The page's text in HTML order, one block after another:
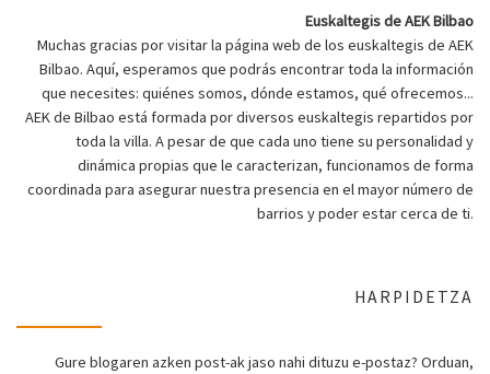
Euskaltegis de AEK Bilbao
Muchas gracias por visitar la página web de los euskaltegis de AEK
Bilbao. Aquí, esperamos que podrás encontrar toda la información
que necesites: quiénes somos, dónde estamos, qué ofrecemos...
AEK de Bilbao está formada por diversos euskaltegis repartidos por
toda la villa. A pesar de que cada uno tiene su personalidad y
dinámica propias que le caracterizan, funcionamos de forma
coordinada para asegurar nuestra presencia en el mayor número de
barrios y poder estar cerca de ti.
HARPIDETZA
Gure blogaren azken post-ak jaso nahi dituzu e-postaz? Orduan,